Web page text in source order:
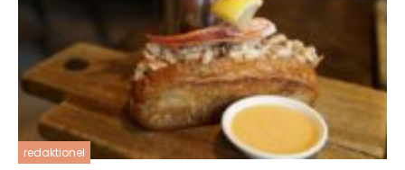
redaktionel